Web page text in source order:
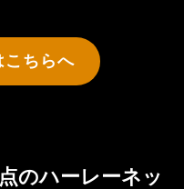
こちらへ
のハーレーネッ